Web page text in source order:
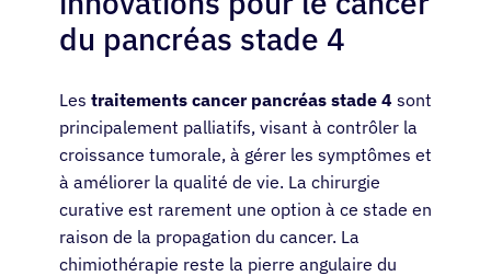
du pancréas stade 4
Les traitements cancer pancréas stade 4 sont
principalement palliatifs, visant à contrôler la
croissance tumorale, à gérer les symptômes et
à améliorer la qualité de vie. La chirurgie
curative est rarement une option à ce stade en
raison de la propagation du cancer. La
chimiothérapie reste la pierre angulaire du